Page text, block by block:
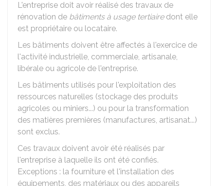
L'entreprise doit avoir réalisé des travaux de
rénovation de bâtiments à usage tertiairedont elle
est propriétaire ou locataire.
Les bâtiments doivent être affectés à l'exercice de
l'activité industrielle, commerciale, artisanale,
libérale ou agricole de l'entreprise.
Les bâtiments utilisés pour l'exploitation des
ressources naturelles (stockage des produits
agricoles ou miniers...) ou pour la transformation
des matières premières (manufactures, artisanat...)
sont exclus.
Ces travaux doivent avoir été réalisés par
l'entreprise à laquelle ils ont été confiés.
Exceptions : la fourniture et l'installation des
équipements, des matériaux ou des appareils